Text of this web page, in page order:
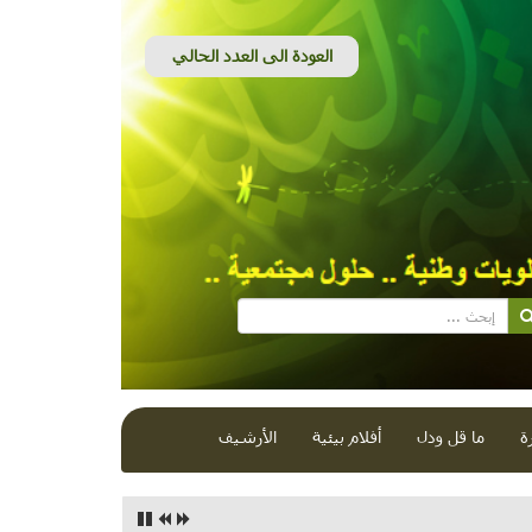
ما قل ودل أفلام بيئية الأرشيف